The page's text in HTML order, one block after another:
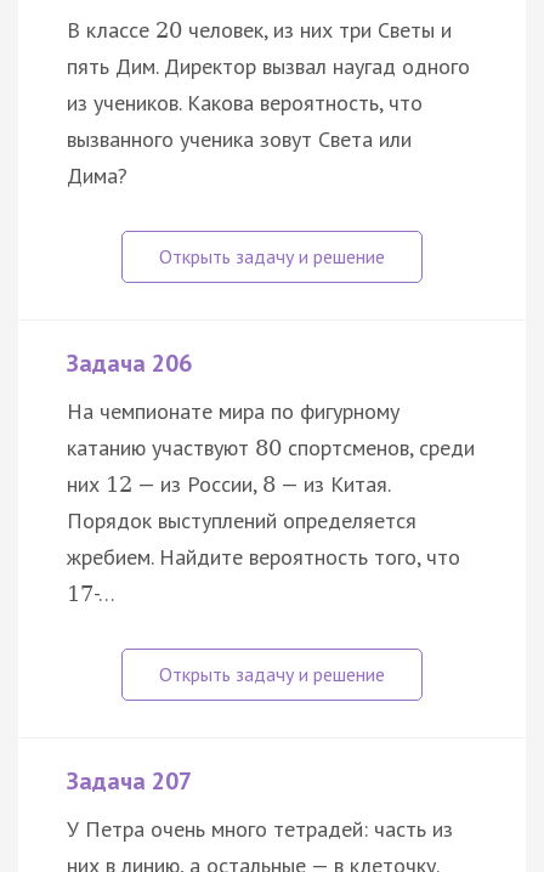
В классе 20 человек, из них три Светы и
пять Дим. Директор вызвал наугад одного
из учеников. Какова вероятность, что
вызванного ученика зовут Света или
Дима?
Задача 206
На чемпионате мира по фигурному
катанию участвуют 80 спортсменов, среди
них 12 — из России, 8 — из Китая.
Порядок выступлений определяется
жребием. Найдите вероятность того, что
17-…
Задача 207
У Петра очень много тетрадей: часть из
них в линию, а остальные — в клеточку.